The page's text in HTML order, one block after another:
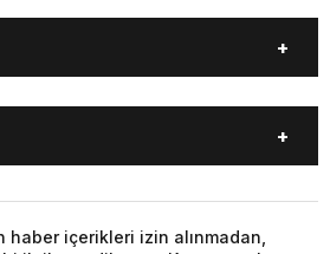
BİZE ULAŞIN
içerikleri izin alınmadan,